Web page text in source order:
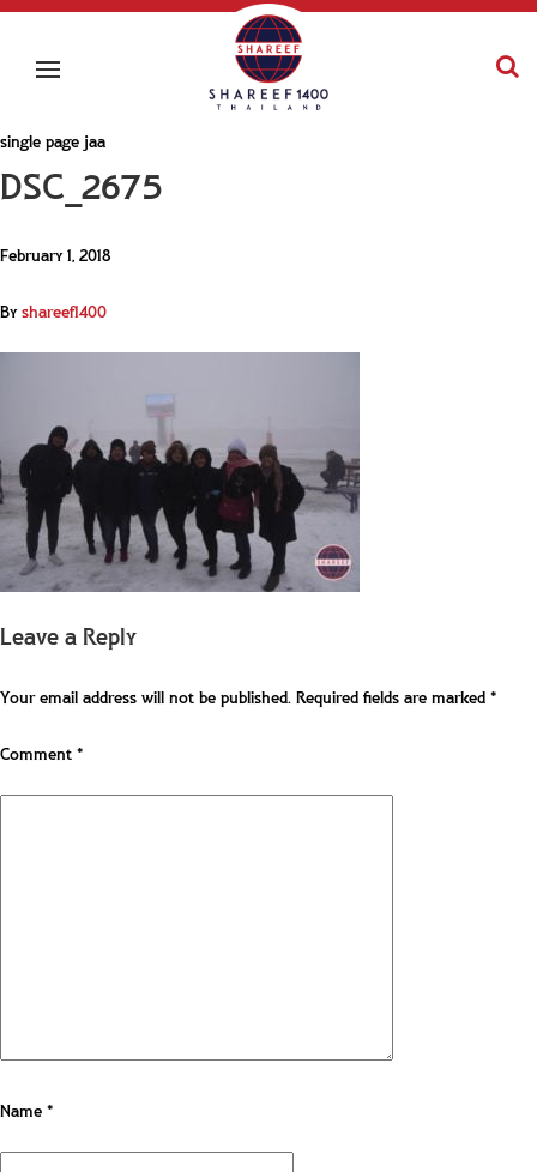
single page jaa
DSC_2675
February 1, 2018
Byshareef1400
Leave a Reply
Your email address will not be published.Required fields are marked*
Comment*
Name*